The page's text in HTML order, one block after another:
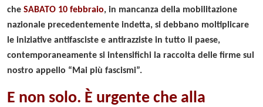
che SABATO 10 febbraio, in mancanza della mobilitazione
nazionale precedentemente indetta, si debbano moltiplicare
le iniziative antifasciste e antirazziste in tutto il paese,
contemporaneamente si intensifichi la raccolta delle firme sul
nostro appello “Mai più fascismi”.
E non solo. È urgente che alla